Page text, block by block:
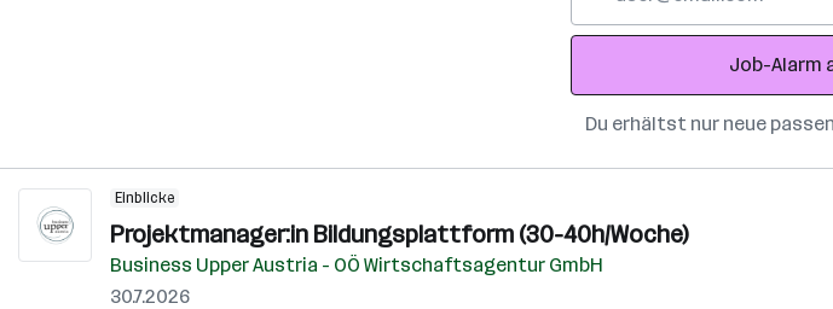
Adresse
Job-Alarm
Du erhältst nur neue
Einblicke
Projektmanager:in Bildungsplattform (30-40h/Woche)
Business Upper Austria - OÖ Wirtschaftsagentur GmbH
30.7.2026